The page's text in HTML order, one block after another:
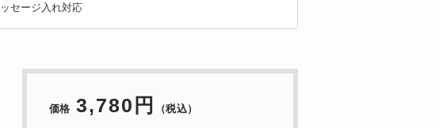
ッセージ入れ対応
価格 3,780円 （税込）